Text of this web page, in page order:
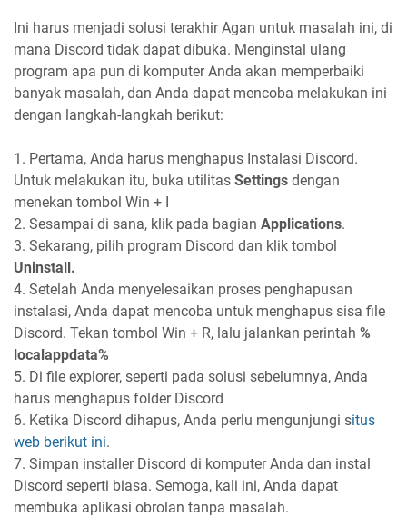
Ini harus menjadi solusi terakhir Agan untuk masalah ini, di
mana Discord tidak dapat dibuka. Menginstal ulang
program apa pun di komputer Anda akan memperbaiki
banyak masalah, dan Anda dapat mencoba melakukan ini
dengan langkah-langkah berikut:
1. Pertama, Anda harus menghapus Instalasi Discord.
Untuk melakukan itu, buka utilitas Settings dengan
menekan tombol Win + I
2. Sesampai di sana, klik pada bagian Applications.
3. Sekarang, pilih program Discord dan klik tombol
Uninstall.
4. Setelah Anda menyelesaikan proses penghapusan
instalasi, Anda dapat mencoba untuk menghapus sisa file
Discord. Tekan tombol Win + R, lalu jalankan perintah %
localappdata%
5. Di file explorer, seperti pada solusi sebelumnya, Anda
harus menghapus folder Discord
6. Ketika Discord dihapus, Anda perlu mengunjungi situs
web berikut ini.
7. Simpan installer Discord di komputer Anda dan instal
Discord seperti biasa. Semoga, kali ini, Anda dapat
membuka aplikasi obrolan tanpa masalah.